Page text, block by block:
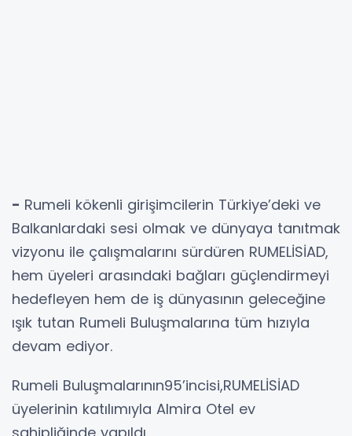
- Rumeli kökenli girişimcilerin Türkiye’deki ve
Balkanlardaki sesi olmak ve dünyaya tanıtmak
vizyonu ile çalışmalarını sürdüren RUMELİSİAD,
hem üyeleri arasındaki bağları güçlendirmeyi
hedefleyen hem de iş dünyasının geleceğine
ışık tutan Rumeli Buluşmalarına tüm hızıyla
devam ediyor.
Rumeli Buluşmalarının95’incisi,RUMELİSİAD
üyelerinin katılımıyla Almira Otel ev
sahipliğinde yapıldı.